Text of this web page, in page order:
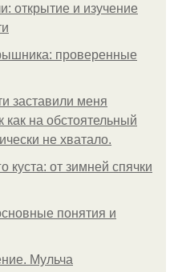
открытие и изучение
проверенные
заставили меня
на обстоятельный
не хватало.
куста: от зимней спячки
понятия и
Мульча